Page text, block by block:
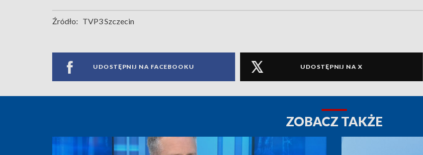
Źródło: TVP3 Szczecin
UDOSTĘPNIJ NA FACEBOOKU UDOSTĘPNIJ NA X
ZOBACZ TAKŻE